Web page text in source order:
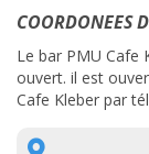
COORDONEES
Le bar PMU Cafe
ouvert. il est
Cafe Kleber par